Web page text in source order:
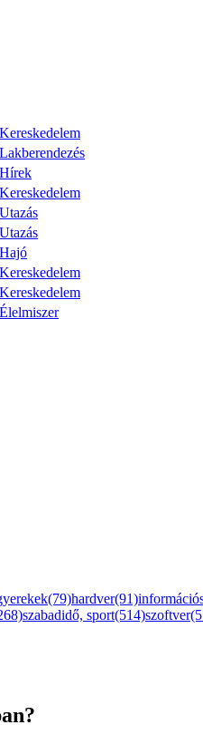
Kereskedelem
Lakberendezés
Hírek
Kereskedelem
Utazás
Utazás
Hajó
Kereskedelem
Kereskedelem
Élelmiszer
hardver(91)
szabadidő, sport(514)